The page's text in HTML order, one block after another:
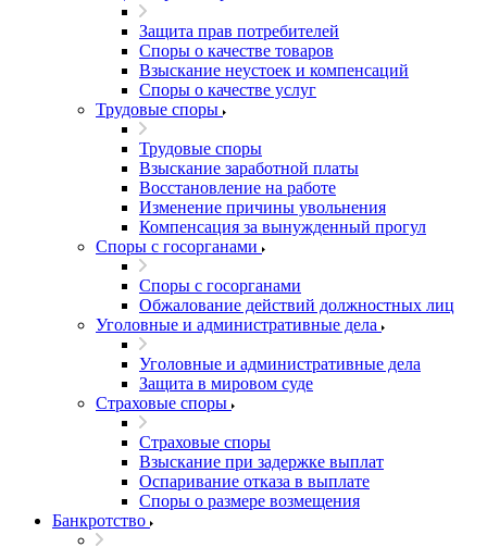
Защита прав потребителей
Споры о качестве товаров
Взыскание неустоек и компенсаций
Споры о качестве услуг
Трудовые споры
Трудовые споры
Взыскание заработной платы
Восстановление на работе
Изменение причины увольнения
Компенсация за вынужденный прогул
Споры с госорганами
Споры с госорганами
Обжалование действий должностных лиц
Уголовные и административные дела
Уголовные и административные дела
Защита в мировом суде
Страховые споры
Страховые споры
Взыскание при задержке выплат
Оспаривание отказа в выплате
Споры о размере возмещения
Банкротство